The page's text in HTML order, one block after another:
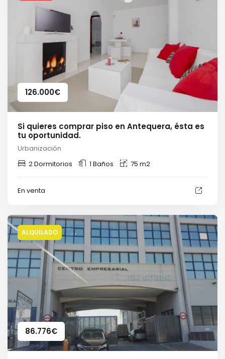
126.000€
Si quieres comprar piso en Antequera, ésta es
tu oportunidad.
Urbanización
2 Dormitorios
1 Baños 75 m2
En venta
ALQUILADO
86.776€